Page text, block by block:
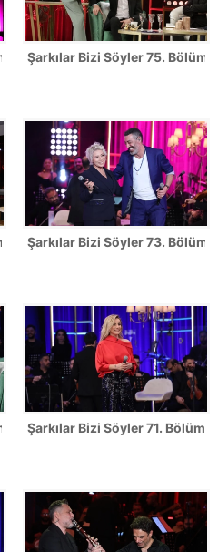
Fotoğrafları
Şarkılar Bizi Söyler 75. Bölüm
Fotoğrafları
Şarkılar Bizi Söyler 73. Bölüm
Fotoğrafları
Şarkılar Bizi Söyler 71. Bölüm